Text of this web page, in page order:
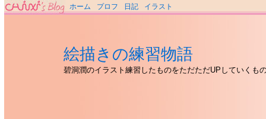
ホーム プロフ 日記 イラスト
絵描きの練習物語
碧洞潤のイラスト練習したものをただただUPしていくも